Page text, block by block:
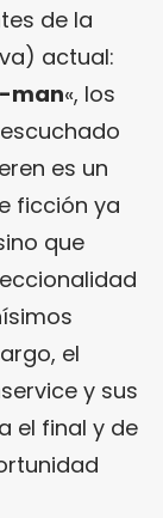
de la
actual:
man«, los
es un
ficción ya
que
el
y sus
el final y de